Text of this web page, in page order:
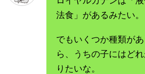
法食」があるみたい。
でもいくつか種類が
ら、うちの子にはど
りたいな。